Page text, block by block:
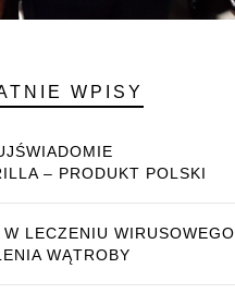
WPISY
– PRODUKT POLSKI
W LECZENIU WIRUSOWEGO
WĄTROBY